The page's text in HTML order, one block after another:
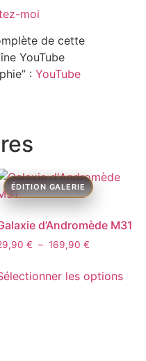
moi
de cette
YouTube
: YouTube
d’Andromède M31
€ – 169,90 €
les options